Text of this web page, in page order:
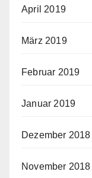
April 2019
März 2019
Februar 2019
Januar 2019
Dezember 2018
November 2018